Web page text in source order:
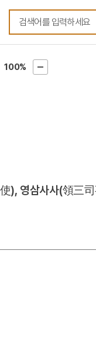
100%
), 영삼사사(領三